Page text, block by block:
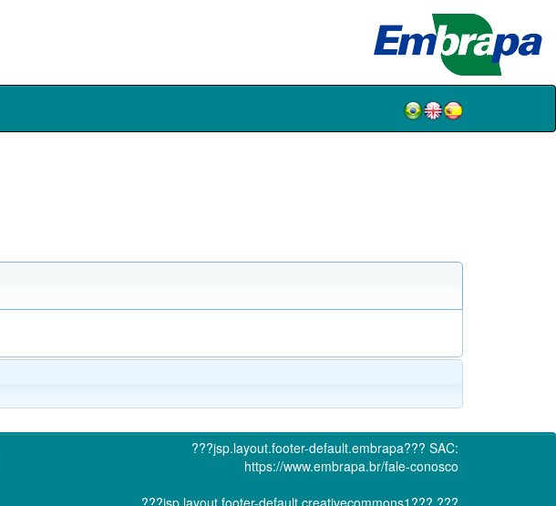
???jsp.layout.footer-default.embrapa??? SAC:
https://www.embrapa.br/fale-conosco
???jsp.layout.footer-default.creativecommons1??? ???